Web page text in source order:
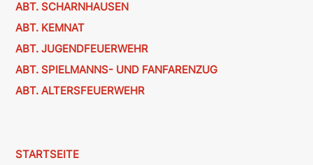
ABT. SCHARNHAUSEN
ABT. KEMNAT
ABT. JUGENDFEUERWEHR
ABT. SPIELMANNS- UND FANFARENZUG
ABT. ALTERSFEUERWEHR
STARTSEITE